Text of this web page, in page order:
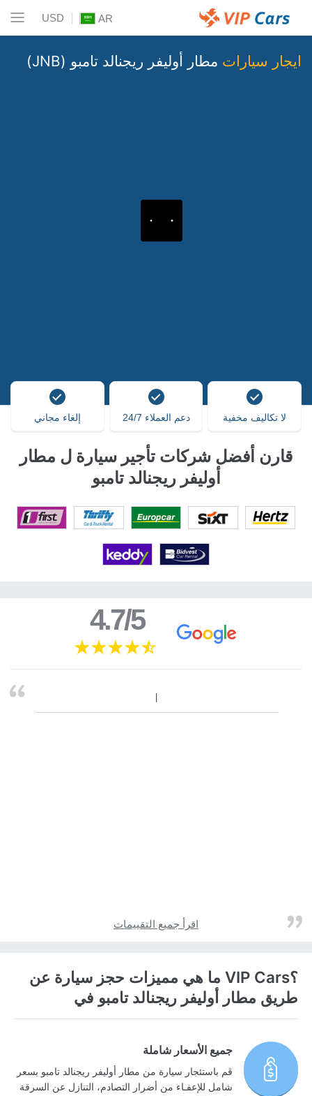
AR
USD
ايجار سيارات مطار أوليفر ريجنالد تامبو (JNB)
لا تكاليف مخفية دعم العملاء 24/7 إلغاء مجاني
قارن أفضل شركات تأجير سيارة ل مطار
أوليفر ريجنالد تامبو
4.7/5
اقرأ جميع التقييمات
؟VIP Cars ما هي مميزات حجز سيارة عن
طريق مطار أوليفر ريجنالد تامبو في
جميع الأسعار شاملة
قم باستئجار سيارة من مطار أوليفر ريجنالد تامبو بسعر
شامل للإعفـاء من أضرار التصادم، التنازل عن السرقة